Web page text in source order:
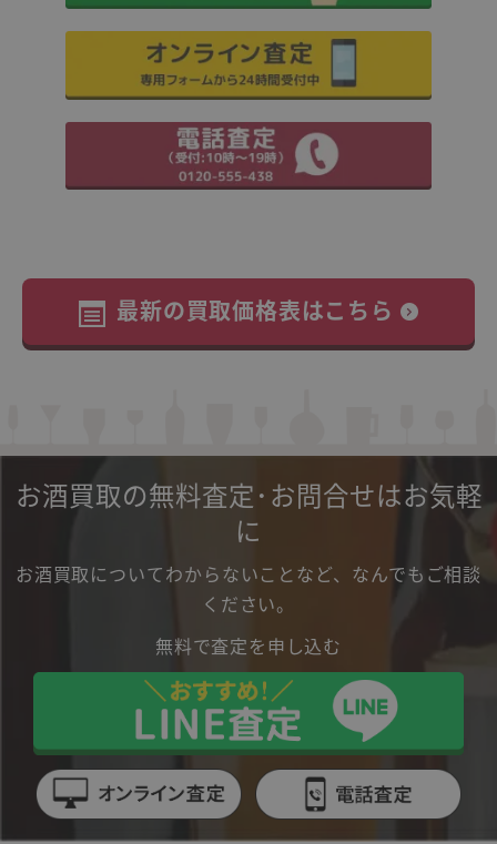
最新の買取価格表はこちら
お酒買取の無料査定･お問合せはお気軽
に
お酒買取についてわからないことなど、なんでもご相談
ください。
無料で査定を申し込む